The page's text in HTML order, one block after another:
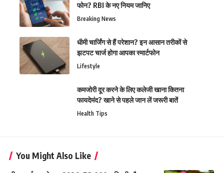
फोन? RBI के नए नियम जानिए
Breaking News
धीमी चार्जिंग से हैं परेशान? इन आसान तरीकों से
झटपट चार्ज होगा आपका स्मार्टफोन
Lifestyle
कमजोरी दूर करने के लिए कलेजी खाना कितना
फायदेमंद? खाने से पहले जान लें जरूरी बातें
Health Tips
You Might Also Like